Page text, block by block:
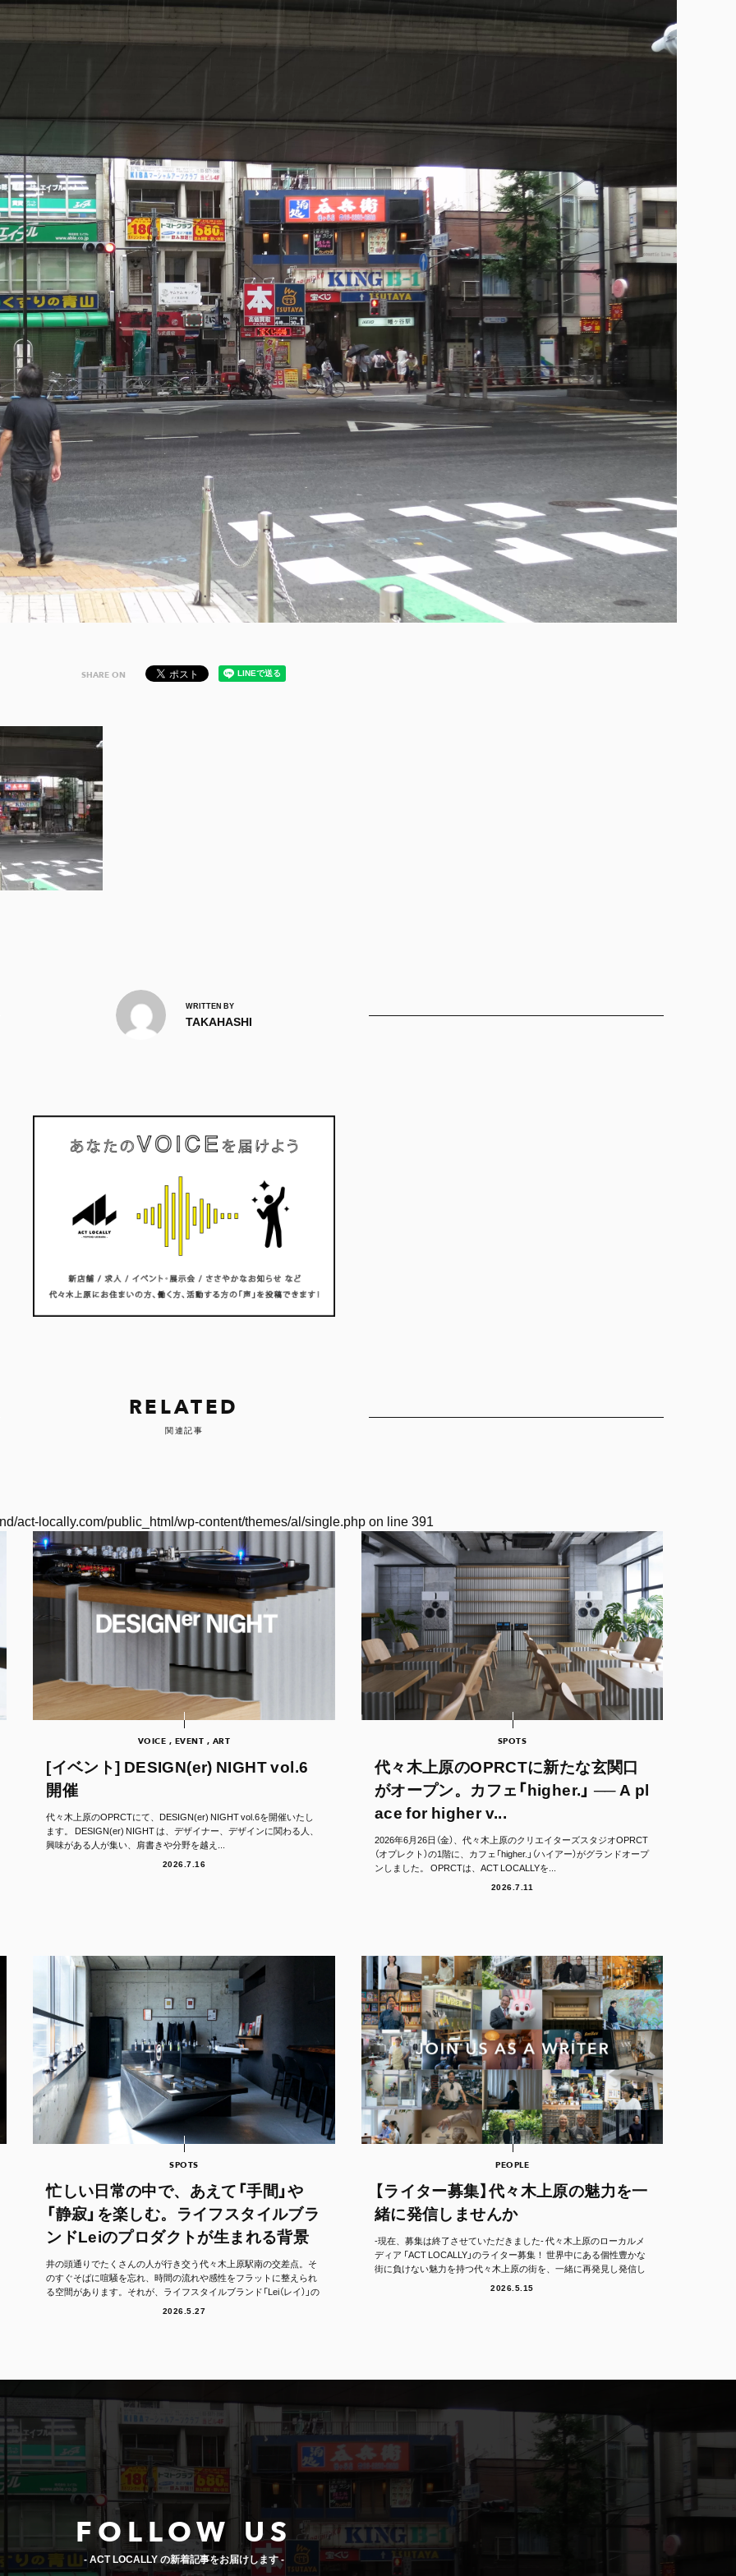
SHARE ON
WRITTEN BY
TAKAHASHI
RELATED
関連記事
act-locally.com/public_html/wp-content/themes/al/single.phpon line391
VOICE , EVENT , ART
[イベント] DESIGN(er) NIGHT vol.6
開催
代々木上原のOPRCTにて、DESIGN(er) NIGHT vol.6を開催いたし
ます。 DESIGN(er) NIGHT は、デザイナー、デザインに関わる人、
興味がある人が集い、肩書きや分野を越え...
2026.7.16
SPOTS
代々木上原のOPRCTに新たな玄関口
がオープン。カフェ「higher.」 ── A pl
ace for higher v...
2026年6月26日（金）、代々木上原のクリエイターズスタジオOPRCT
（オプレクト）の1階に、カフェ「higher.」（ハイアー）がグランドオープ
ンしました。 OPRCTは、ACT LOCALLYを...
2026.7.11
SPOTS
忙しい日常の中で、あえて「手間」や
「静寂」を楽しむ。ライフスタイルブラ
ンドLeiのプロダクトが生まれる背景
井の頭通りでたくさんの人が行き交う代々木上原駅南の交差点。そ
のすぐそばに喧騒を忘れ、時間の流れや感性をフラットに整えられ
る空間があります。それが、ライフスタイルブランド「Lei（レイ）」の
2026.5.27
PEOPLE
【ライター募集】代々木上原の魅力を一
緒に発信しませんか
-現在、募集は終了させていただきました- 代々木上原のローカルメ
ディア 「ACT LOCALLY」のライター募集！ 世界中にある個性豊かな
街に負けない魅力を持つ代々木上原の街を、一緒に再発見し発信し
2026.5.15
FOLLOW US
- ACT LOCALLY の新着記事をお届けします -